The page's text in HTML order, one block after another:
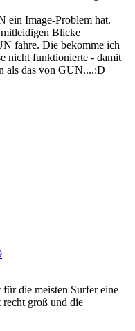
ein Image-Problem hat.
Blicke
fahre. Die bekomme ich
nicht funktionierte - damit
als das von GUN....:D
die meisten Surfer eine
groß und die